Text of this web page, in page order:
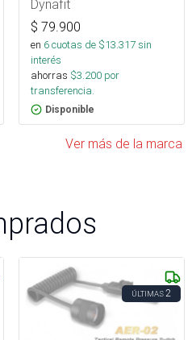
Dynafit
$ 79.900
en 6cuotas de $13.317sin
interés
ahorras $3.200 por
transferencia.
Disponible
Ver más de la marca
ÚLTIMAS2